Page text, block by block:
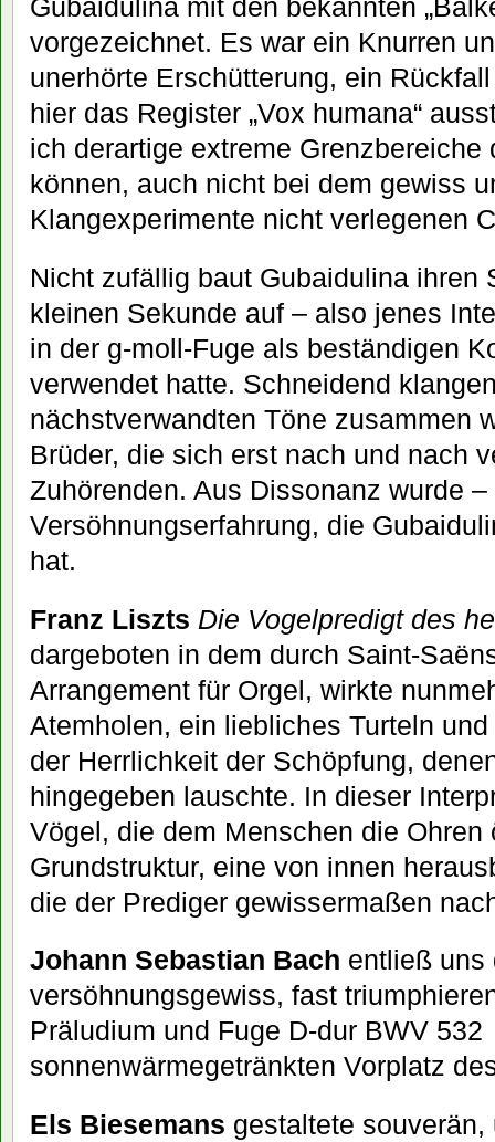
Gubaidulina mit den bekannten
vorgezeichnet. Es war ein Knurren
unerhörte Erschütterung, ein
hier das Register „Vox humana“
ich derartige extreme
können, auch nicht bei dem gewiss
Klangexperimente nicht verlegenen
Nicht zufällig baut Gubaidulina ihren
kleinen Sekunde auf – also jenes
in der g-moll-Fuge als beständigen
verwendet hatte. Schneidend
nächstverwandten Töne zusammen
Brüder, die sich erst nach und nach
Zuhörenden. Aus Dissonanz wurde
Versöhnungserfahrung, die
hat.
Franz Liszts Die Vogelpredigt des
dargeboten in dem durch Saint-
Arrangement für Orgel, wirkte
Atemholen, ein liebliches Turteln
der Herrlichkeit der Schöpfung,
hingegeben lauschte. In dieser
Vögel, die dem Menschen die Ohren
Grundstruktur, eine von innen
die der Prediger gewissermaßen
Johann Sebastian Bach entließ uns
versöhnungsgewiss, fast
Präludium und Fuge D-dur BWV
sonnenwärmegetränkten Vorplatz
Els Biesemans gestaltete